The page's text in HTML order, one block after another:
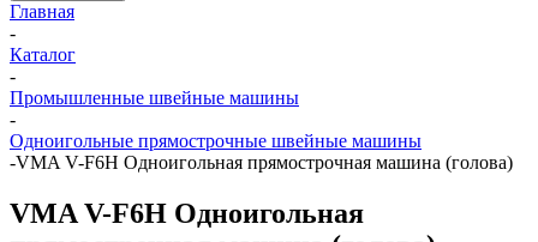
Главная
-
Каталог
-
Промышленные швейные машины
-
Одноигольные прямострочные швейные машины
-VMA V-F6H Одноигольная прямострочная машина (голова)
VMA V-F6H Одноигольная